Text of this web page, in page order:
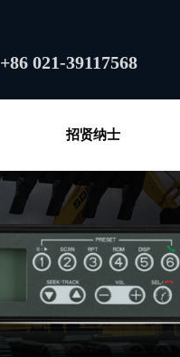
+86 021-39117568
招贤纳士